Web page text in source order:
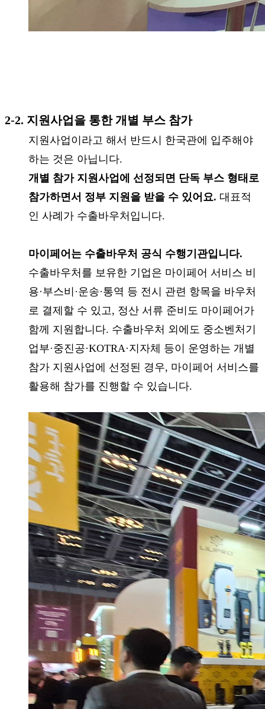
2-2. 지원사업을 통한 개별 부스 참가
지원사업이라고 해서 반드시 한국관에 입주해야
하는 것은 아닙니다.
개별 참가 지원사업에 선정되면 단독 부스 형태로
참가하면서 정부 지원을 받을 수 있어요. 대표적
인 사례가 수출바우처입니다.
마이페어는 수출바우처 공식 수행기관입니다.
수출바우처를 보유한 기업은 마이페어 서비스 비
용·부스비·운송·통역 등 전시 관련 항목을 바우처
로 결제할 수 있고, 정산 서류 준비도 마이페어가
함께 지원합니다. 수출바우처 외에도 중소벤처기
업부·중진공·KOTRA·지자체 등이 운영하는 개별
참가 지원사업에 선정된 경우, 마이페어 서비스를
활용해 참가를 진행할 수 있습니다.